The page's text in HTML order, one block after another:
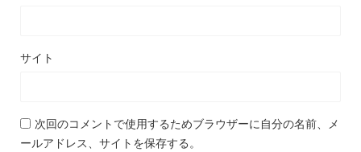
サイト
次回のコメントで使用するためブラウザーに自分の名前、メ
ールアドレス、サイトを保存する。